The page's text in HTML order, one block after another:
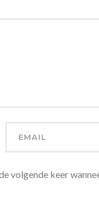
volgende keer